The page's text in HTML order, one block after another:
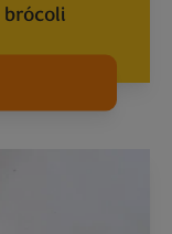
brócoli